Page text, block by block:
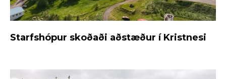
Starfshópur skoðaði aðstæður í Kristnesi